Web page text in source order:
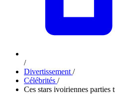
/
Divertissement /
Célébrités /
Ces stars ivoiriennes parties